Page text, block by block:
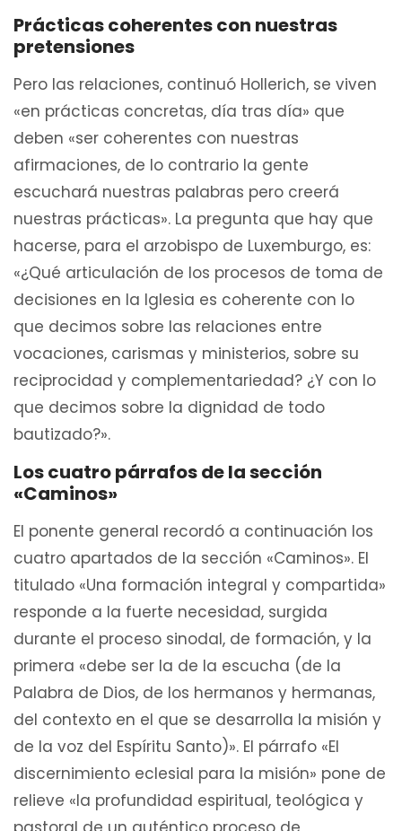
Prácticas coherentes con nuestras
pretensiones
Pero las relaciones, continuó Hollerich, se viven
«en prácticas concretas, día tras día» que
deben «ser coherentes con nuestras
afirmaciones, de lo contrario la gente
escuchará nuestras palabras pero creerá
nuestras prácticas». La pregunta que hay que
hacerse, para el arzobispo de Luxemburgo, es:
«¿Qué articulación de los procesos de toma de
decisiones en la Iglesia es coherente con lo
que decimos sobre las relaciones entre
vocaciones, carismas y ministerios, sobre su
reciprocidad y complementariedad? ¿Y con lo
que decimos sobre la dignidad de todo
bautizado?».
Los cuatro párrafos de la sección
«Caminos»
El ponente general recordó a continuación los
cuatro apartados de la sección «Caminos». El
titulado «Una formación integral y compartida»
responde a la fuerte necesidad, surgida
durante el proceso sinodal, de formación, y la
primera «debe ser la de la escucha (de la
Palabra de Dios, de los hermanos y hermanas,
del contexto en el que se desarrolla la misión y
de la voz del Espíritu Santo)». El párrafo «El
discernimiento eclesial para la misión» pone de
relieve «la profundidad espiritual, teológica y